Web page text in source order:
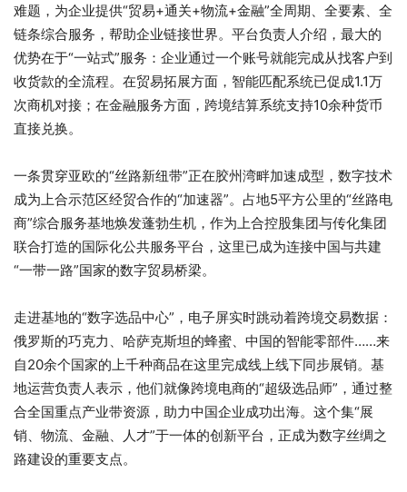
难题，为企业提供“贸易+通关+物流+金融”全周期、全要素、全
链条综合服务，帮助企业链接世界。平台负责人介绍，最大的
优势在于“一站式”服务：企业通过一个账号就能完成从找客户到
收货款的全流程。在贸易拓展方面，智能匹配系统已促成1.1万
次商机对接；在金融服务方面，跨境结算系统支持10余种货币
直接兑换。
一条贯穿亚欧的“丝路新纽带”正在胶州湾畔加速成型，数字技术
成为上合示范区经贸合作的“加速器”。占地5平方公里的“丝路电
商”综合服务基地焕发蓬勃生机，作为上合控股集团与传化集团
联合打造的国际化公共服务平台，这里已成为连接中国与共建
“一带一路”国家的数字贸易桥梁。
走进基地的“数字选品中心”，电子屏实时跳动着跨境交易数据：
俄罗斯的巧克力、哈萨克斯坦的蜂蜜、中国的智能零部件……来
自20余个国家的上千种商品在这里完成线上线下同步展销。基
地运营负责人表示，他们就像跨境电商的“超级选品师”，通过整
合全国重点产业带资源，助力中国企业成功出海。这个集“展
销、物流、金融、人才”于一体的创新平台，正成为数字丝绸之
路建设的重要支点。